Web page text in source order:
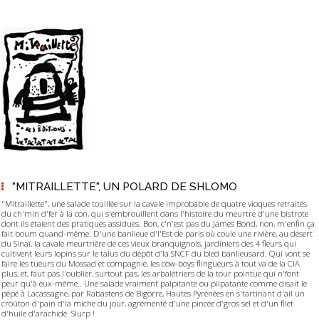
"MITRAILLETTE", UN POLARD DE SHLOMO
"Mitraillette", une salade touillée sur la cavale improbable de quatre vioques retraités
du ch'min d'fer à la con, qui s'embrouillent dans l'histoire du meurtre d'une bistrote
dont ils étaient des pratiques assidues. Bon, c'n'est pas du James Bond, non, m'enfin ça
fait boum quand-même. D'une banlieue d'l'Est de paris où coule une rivière, au désert
du Sinaï, la cavale meurtrière de ces vieux branquignols, jardiniers des 4 fleurs qui
cultivent leurs lopins sur le talus du dépôt d'la SNCF du bled banlieusard. Qui vont se
faire les tueurs du Mossad et compagnie, les cow-boys flingueurs à tout va de la CIA
plus, et, faut pas l'oublier, surtout pas, les arbalétriers de la tour pointue qui n'font
peur qu'à eux-même.. Une salade vraiment palpitante ou pilpatante comme disait le
pépé à Lacassagne, par Rabastens de Bigorre, Hautes Pyrénées en s'tartinant d'ail un
croûton d'pain d'la miche du jour, agrémenté d'une pincée d'gros sel et d'un filet
d'huile d'arachide. Slurp !